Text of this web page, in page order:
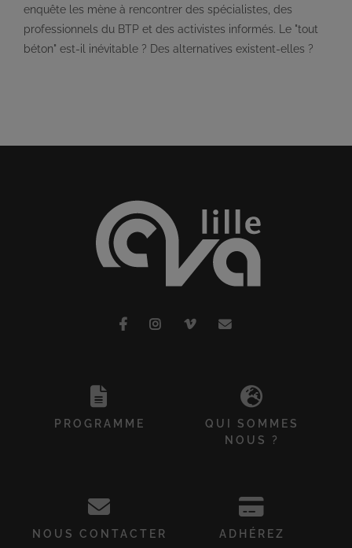
enquête les mène à rencontrer des spécialistes, des
professionnels du BTP et des activistes informés. Le "tout
béton" est-il inévitable ? Des alternatives existent-elles ?
PROGRAMME
QUI SOMMES
NOUS ?
NOUS CONTACTER ADHÉREZ